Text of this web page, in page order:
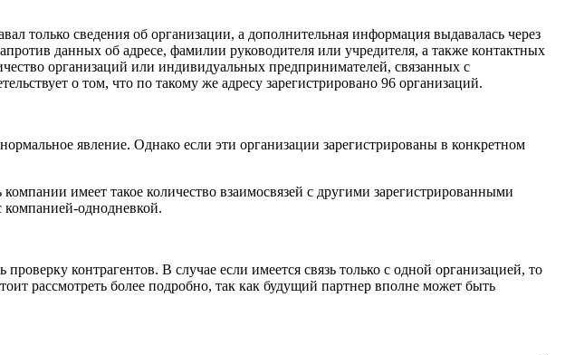
только сведения об организации, а дополнительная информация выдавалась через
данных об адресе, фамилии руководителя или учредителя, а также контактных
организаций или индивидуальных предпринимателей, связанных с
о том, что по такому же адресу зарегистрировано 96 организаций.
явление. Однако если эти организации зарегистрированы в конкретном
имеет такое количество взаимосвязей с другими зарегистрированными
компанией-однодневкой.
контрагентов. В случае если имеется связь только с одной организацией, то
рассмотреть более подробно, так как будущий партнер вполне может быть